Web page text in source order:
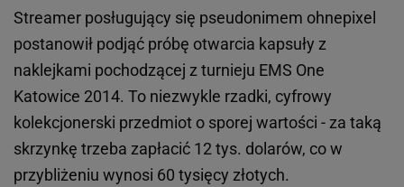
Streamer posługujący się pseudonimem ohnepixel
postanowił podjąć próbę otwarcia kapsuły z
naklejkami pochodzącej z turnieju EMS One
Katowice 2014. To niezwykle rzadki, cyfrowy
kolekcjonerski przedmiot o sporej wartości - za taką
skrzynkę trzeba zapłacić 12 tys. dolarów, co w
przybliżeniu wynosi 60 tysięcy złotych.